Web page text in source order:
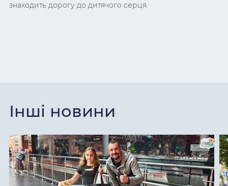
знаходить дорогу до дитячого серця.
Інші новини